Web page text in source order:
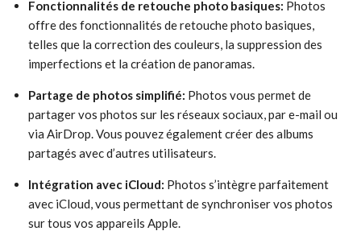
Fonctionnalités de retouche photo basiques: Photos
offre des fonctionnalités de retouche photo basiques,
telles que la correction des couleurs, la suppression des
imperfections et la création de panoramas.
Partage de photos simplifié: Photos vous permet de
partager vos photos sur les réseaux sociaux, par e-mail ou
via AirDrop. Vous pouvez également créer des albums
partagés avec d’autres utilisateurs.
Intégration avec iCloud: Photos s’intègre parfaitement
avec iCloud, vous permettant de synchroniser vos photos
sur tous vos appareils Apple.